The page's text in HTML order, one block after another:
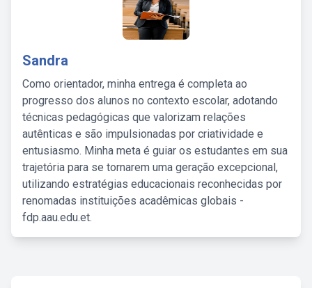
Sandra
Como orientador, minha entrega é completa ao
progresso dos alunos no contexto escolar, adotando
técnicas pedagógicas que valorizam relações
autênticas e são impulsionadas por criatividade e
entusiasmo. Minha meta é guiar os estudantes em sua
trajetória para se tornarem uma geração excepcional,
utilizando estratégias educacionais reconhecidas por
renomadas instituições acadêmicas globais -
fdp.aau.edu.et.